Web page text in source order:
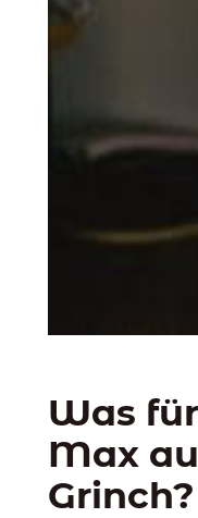
Was
Max
Grinch?